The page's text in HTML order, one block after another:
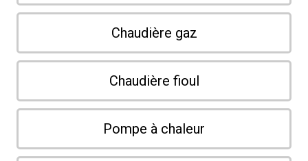
Chaudière gaz
Chaudière fioul
Pompe à chaleur